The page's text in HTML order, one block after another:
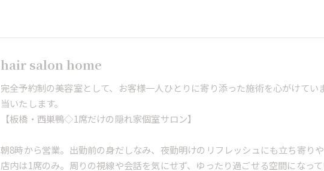
hair salon home
完全予約制の美容室として、お客様一人ひとりに寄り添った施術を心がけて
当いたします。
【板橋・西巣鴨◇1席だけの隠れ家個室サロン】
朝8時から営業。出勤前の身だしなみ、夜勤明けのリフレッシュにも立ち寄りや
店内は1席のみ。周りの視線や会話を気にせず、ゆったり過ごせる空間になって